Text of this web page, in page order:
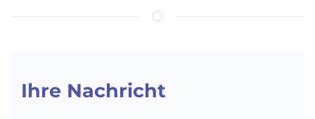
Ihre Nachricht